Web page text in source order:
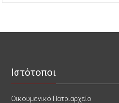
Ιστότοποι
Οικουμενικό Πατριαρχείο